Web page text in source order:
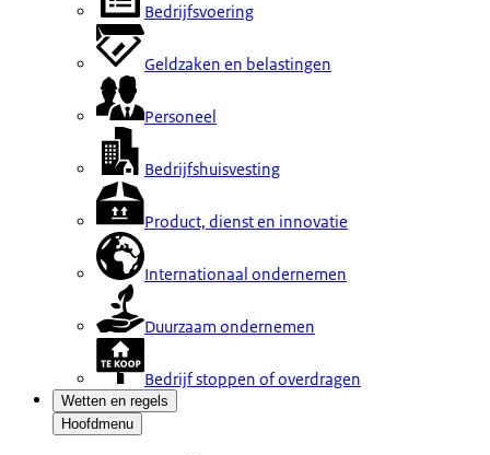
Bedrijfsvoering
Geldzaken en belastingen
Personeel
Bedrijfshuisvesting
Product, dienst en innovatie
Internationaal ondernemen
Duurzaam ondernemen
Bedrijf stoppen of overdragen
Wetten en regels
Hoofdmenu